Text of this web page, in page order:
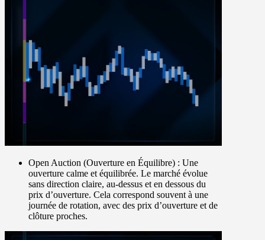
Open Auction (Ouverture en Équilibre) : Une
ouverture calme et équilibrée. Le marché évolue
sans direction claire, au-dessus et en dessous du
prix d’ouverture. Cela correspond souvent à une
journée de rotation, avec des prix d’ouverture et de
clôture proches.